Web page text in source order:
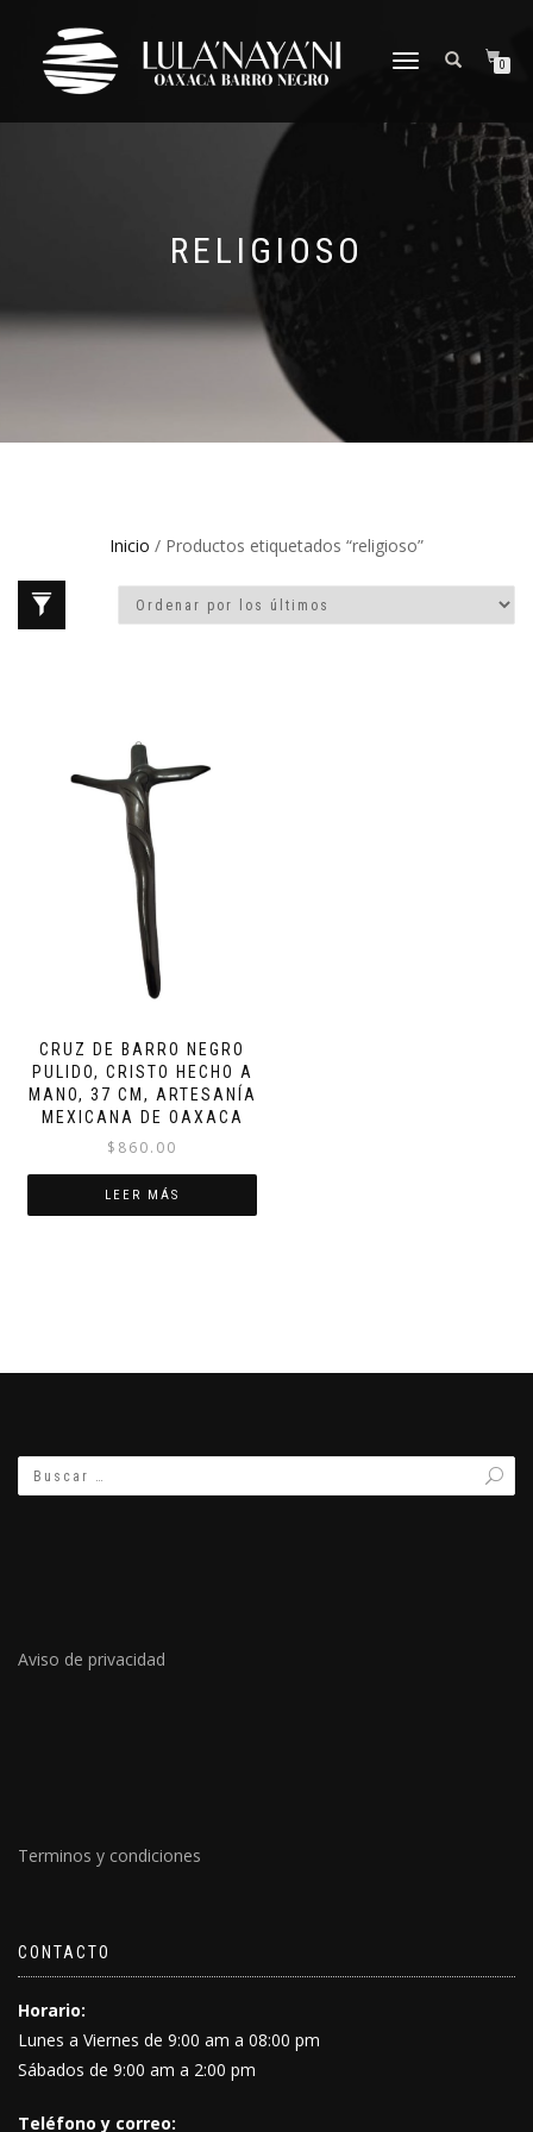
CAMBIAR
0
RELIGIOSO
Inicio / Productos etiquetados “religioso”
CRUZ DE BARRO NEGRO
PULIDO, CRISTO HECHO A
MANO, 37 CM, ARTESANÍA
MEXICANA DE OAXACA
$ 860.00
LEER MÁS
Aviso de privacidad
Terminos y condiciones
CONTACTO
Horario:
Lunes a Viernes de 9:00 am a 08:00 pm
Sábados de 9:00 am a 2:00 pm
Teléfono y correo: